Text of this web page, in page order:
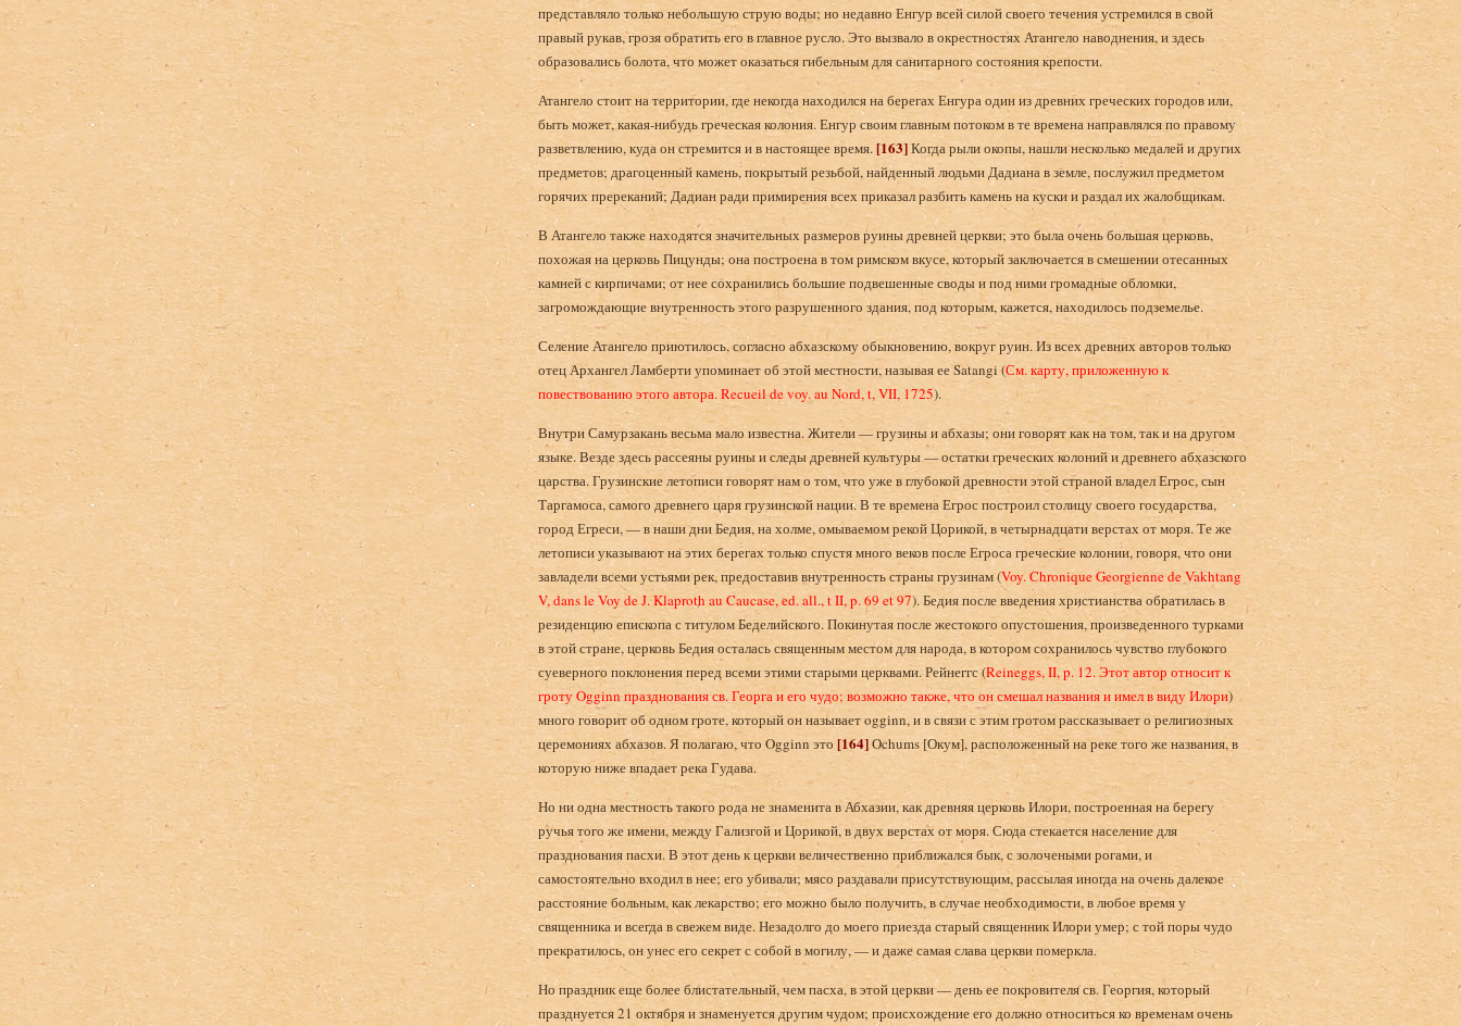
представляло только небольшую струю воды; но недавно Енгур всей силой своего течения устремился в свой
правый рукав, грозя обратить его в главное русло. Это вызвало в окрестностях Атангело наводнения, и здесь
образовались болота, что может оказаться гибельным для санитарного состояния крепости.
Атангело стоит на территории, где некогда находился на берегах Енгура один из древних греческих городов или,
быть может, какая-нибудь греческая колония. Енгур своим главным потоком в те времена направлялся по правому
разветвлению, куда он стремится и в настоящее время.[163]Когда рыли окопы, нашли несколько медалей и других
предметов; драгоценный камень, покрытый резьбой, найденный людьми Дадиана в земле, послужил предметом
горячих пререканий; Дадиан ради примирения всех приказал разбить камень на куски и раздал их жалобщикам.
В Атангело также находятся значительных размеров руины древней церкви; это была очень большая церковь,
похожая на церковь Пицунды; она построена в том римском вкусе, который заключается в смешении отесанных
камней с кирпичами; от нее сохранились большие подвешенные своды и под ними громадные обломки,
загромождающие внутренность этого разрушенного здания, под которым, кажется, находилось подземелье.
Селение Атангело приютилось, согласно абхазскому обыкновению, вокруг руин. Из всех древних авторов только
отец Архангел Ламберти упоминает об этой местности, называя ее Satangi (См. карту, приложенную к
повествованию этого автора. Recueil de voy. au Nord, t, VII, 1725).
Внутри Самурзакань весьма мало известна. Жители — грузины и абхазы; они говорят как на том, так и на другом
языке. Везде здесь рассеяны руины и следы древней культуры — остатки греческих колоний и древнего абхазского
царства. Грузинские летописи говорят нам о том, что уже в глубокой древности этой страной владел Егрос, сын
Таргамоса, самого древнего царя грузинской нации. В те времена Егрос построил столицу своего государства,
город Егреси, — в наши дни Бедия, на холме, омываемом рекой Цорикой, в четырнадцати верстах от моря. Те же
летописи указывают на этих берегах только спустя много веков после Егроса греческие колонии, говоря, что они
завладели всеми устьями рек, предоставив внутренность страны грузинам (Voy. Chronique Georgienne de Vakhtang
V, dans le Voy de J. Klaproth au Caucase, ed. all., t II, p. 69 et 97). Бедия после введения христианства обратилась в
резиденцию епископа с титулом Беделийского. Покинутая после жестокого опустошения, произведенного турками
в этой стране, церковь Бедия осталась священным местом для народа, в котором сохранилось чувство глубокого
суеверного поклонения перед всеми этими старыми церквами. Рейнеггс (Reineggs, II, p. 12. Этот автор относит к
гроту Ogginn празднования св. Георга и его чудо; возможно также, что он смешал названия и имел в виду Илори)
много говорит об одном гроте, который он называет ogginn, и в связи с этим гротом рассказывает о религиозных
церемониях абхазов. Я полагаю, что Ogginn это [164]Ochums [Окум], расположенный на реке того же названия, в
которую ниже впадает река Гудава.
Но ни одна местность такого рода не знаменита в Абхазии, как древняя церковь Илори, построенная на берегу
ручья того же имени, между Гализгой и Цорикой, в двух верстах от моря. Сюда стекается население для
празднования пасхи. В этот день к церкви величественно приближался бык, с золочеными рогами, и
самостоятельно входил в нее; его убивали; мясо раздавали присутствующим, рассылая иногда на очень далекое
расстояние больным, как лекарство; его можно было получить, в случае необходимости, в любое время у
священника и всегда в свежем виде. Незадолго до моего приезда старый священник Илори умер; с той поры чудо
прекратилось, он унес его секрет с собой в могилу, — и даже самая слава церкви померкла.
Но праздник еще более блистательный, чем пасха, в этой церкви — день ее покровителя св. Георгия, который
празднуется 21 октября и знаменуется другим чудом; происхождение его должно относиться ко временам очень